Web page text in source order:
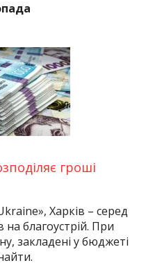
гроші
Харків – серед
на благоустрій. При
закладені у бюджеті